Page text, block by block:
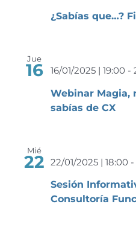
¿Sabías que…?
Jue
16
Webinar Magia,
sabías de CX
16/01/2025 | 19:00 -
Mié
22
Sesión
Consultoría
22/01/2025 | 18:00 -